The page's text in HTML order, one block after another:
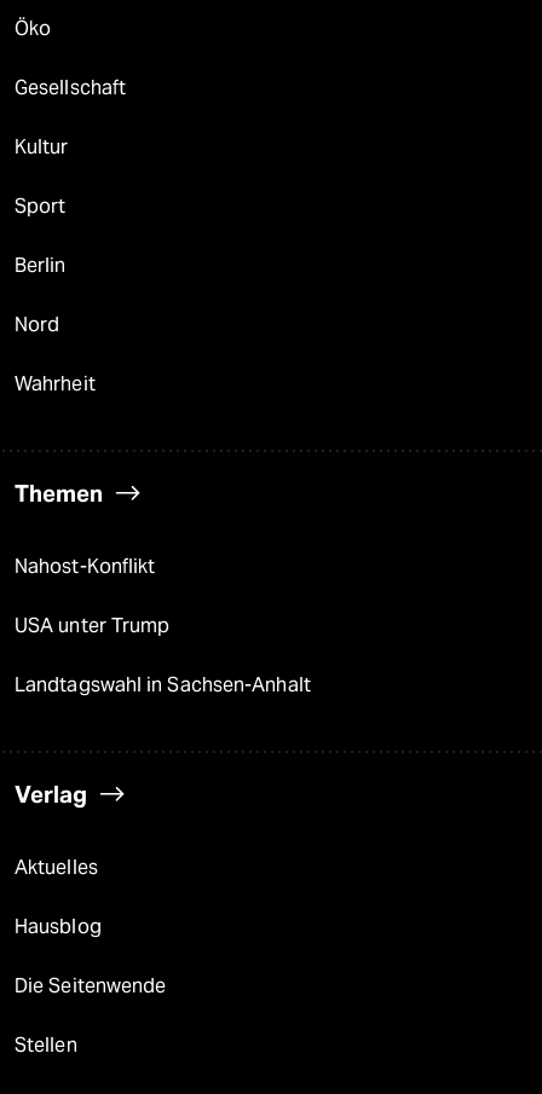
Öko
Gesellschaft
Kultur
Sport
Berlin
Nord
Wahrheit
Themen
Nahost-Konflikt
USA unter Trump
Landtagswahl in Sachsen-Anhalt
Verlag
Aktuelles
Hausblog
Die Seitenwende
Stellen